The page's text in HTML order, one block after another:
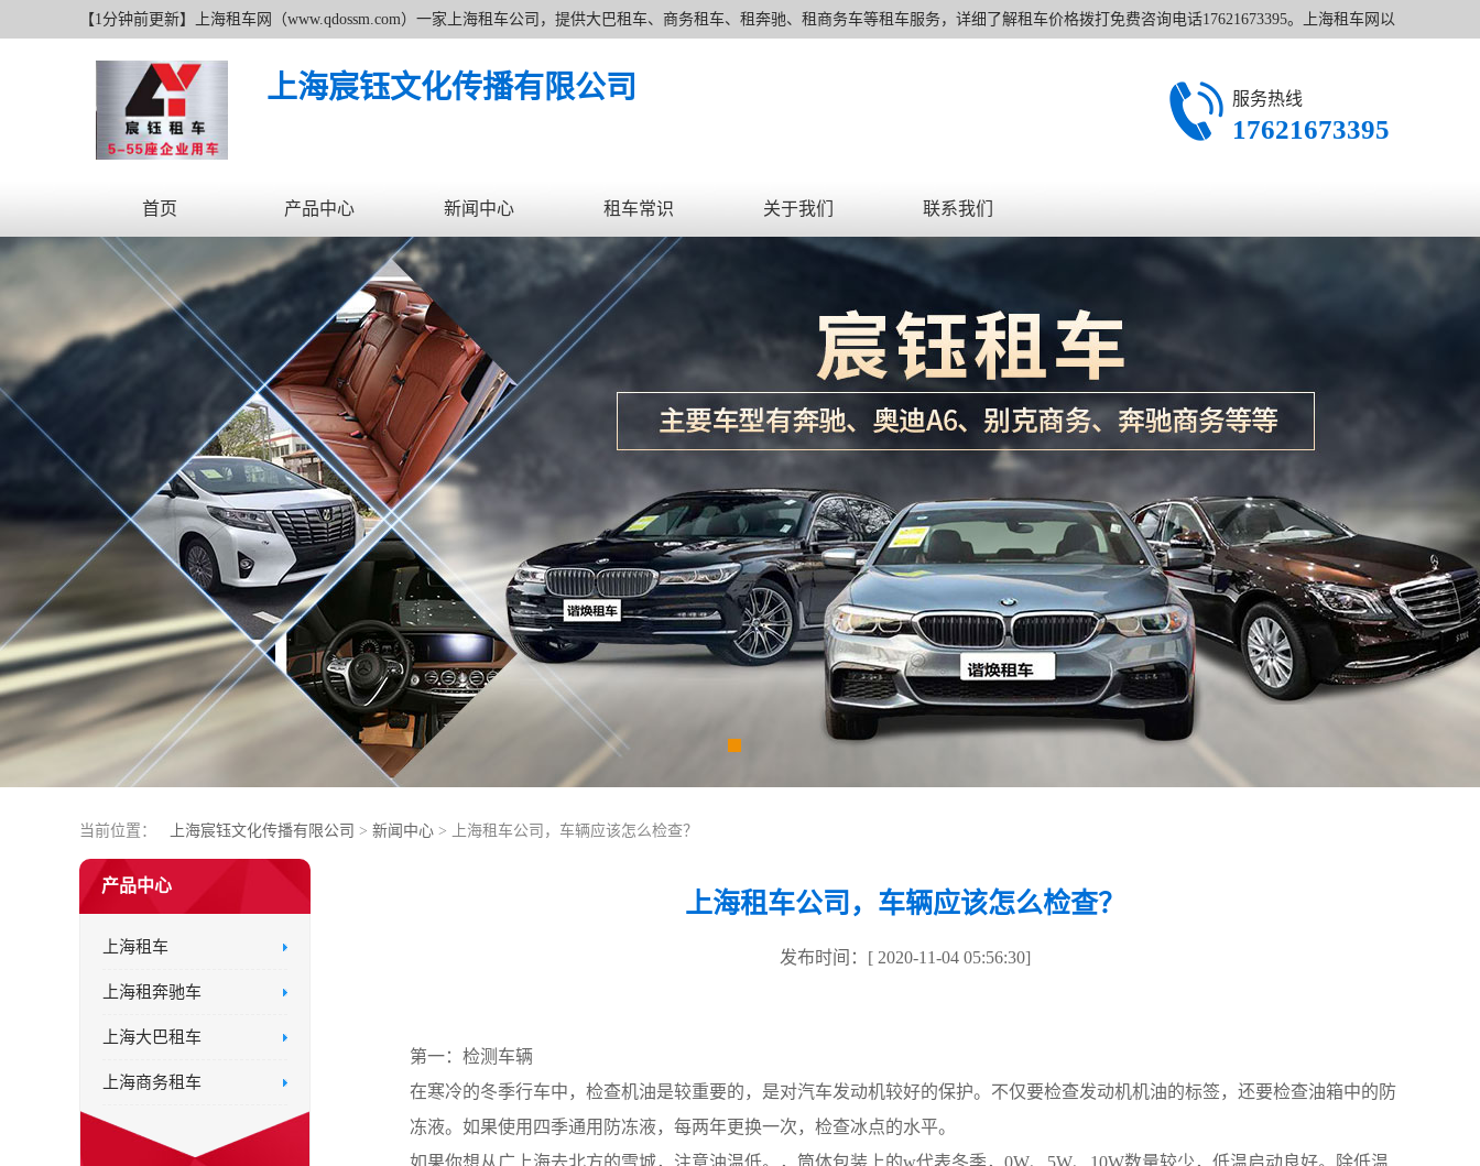
【1分钟前更新】上海租车网（www.qdossm.com）一家上海租车公司，提供大巴租车、商务租车、租奔驰、租商务车等租车服务，详细了解租车价格拨打免费咨询电话17621673395。上海租车网以
追求更好无止境的服务宗旨、持续的改善服务质量的经营理念及费用透明的上海租车价格为广大新老客户提供各种类型的租车服务。
上海宸钰文化传播有限公司 服务热线
17621673395
首页 产品中心 新闻中心 租车常识 关于我们 联系我们
当前位置： 上海宸钰文化传播有限公司 > 新闻中心 > 上海租车公司，车辆应该怎么检查？
上海租车公司，车辆应该怎么检查？
发布时间：[ 2020-11-04 05:56:30]
第一：检测车辆
在寒冷的冬季行车中，检查机油是较重要的，是对汽车发动机较好的保护。不仅要检查发动机机油的标签，还要检查油箱中的防
冻液。如果使用四季通用防冻液，每两年更换一次，检查冰点的水平。
如果你想从广上海去北方的雪城，注意油温低。，筒体包装上的w代表冬季，0W、5W、10W数量较少，低温启动良好。除低温
产品中心
上海租车
上海租奔驰车
上海大巴租车
上海商务租车